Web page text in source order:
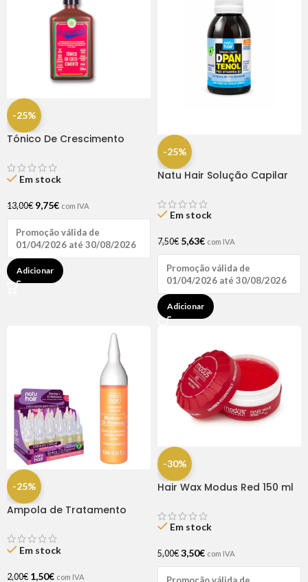
-25%
Tónico De Crescimento
Em stock
13,00€ 9,75€ com IVA
Promoção válida de
01/04/2026 até 30/08/2026
Adicionar
-25%
Natu Hair Solução Capilar
Em stock
7,50€ 5,63€ com IVA
Promoção válida de
01/04/2026 até 30/08/2026
Adicionar
-25%
Ampola de Tratamento
Hair (1 UNIDADE)
Em stock
2,00€ 1,50€ com IVA
-30%
Hair Wax Modus Red 150 ml
Em stock
5,00€ 3,50€ com IVA